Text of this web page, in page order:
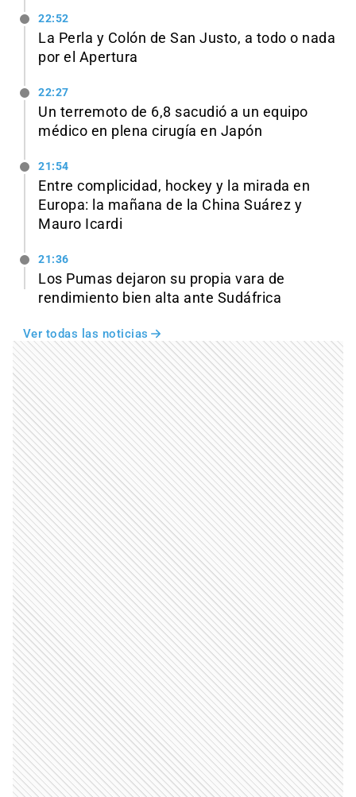
22:52
La Perla y Colón de San Justo, a todo o nada
por el Apertura
22:27
Un terremoto de 6,8 sacudió a un equipo
médico en plena cirugía en Japón
21:54
Entre complicidad, hockey y la mirada en
Europa: la mañana de la China Suárez y
Mauro Icardi
21:36
Los Pumas dejaron su propia vara de
rendimiento bien alta ante Sudáfrica
Ver todas las noticias